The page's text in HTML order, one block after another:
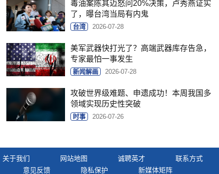
毒油案陈其迈怒问20%决策，卢秀燕证实
了，曝台湾当局有内鬼
台湾 2026-07-28
美军武器快打光了？高端武器库存告急，
专家最怕一事发生
新闻解画 2026-07-28
攻破世界级难题、申遗成功！本周我国多
领域实现历史性突破
时事 2026-07-26
关于我们 网站地图 诚聘英才
联系方式
意见反馈
隐私保护 新媒体矩阵